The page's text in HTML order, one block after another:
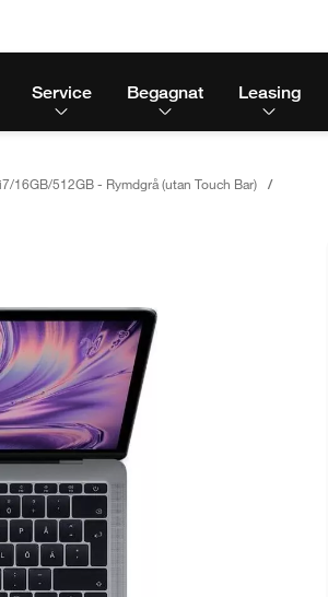
Service Begagnat Leasing
16GB/512GB - Rymdgrå (utan Touch Bar)